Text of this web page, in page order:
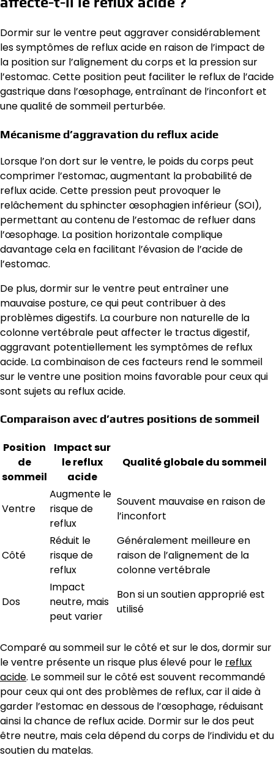
Dormir sur le ventre peut aggraver considérablement
les symptômes de reflux acide en raison de l’impact de
la position sur l’alignement du corps et la pression sur
l’estomac. Cette position peut faciliter le reflux de l’acide
gastrique dans l’œsophage, entraînant de l’inconfort et
une qualité de sommeil perturbée.
Mécanisme d’aggravation du reflux acide
Lorsque l’on dort sur le ventre, le poids du corps peut
comprimer l’estomac, augmentant la probabilité de
reflux acide. Cette pression peut provoquer le
relâchement du sphincter œsophagien inférieur (SOI),
permettant au contenu de l’estomac de refluer dans
l’œsophage. La position horizontale complique
davantage cela en facilitant l’évasion de l’acide de
l’estomac.
De plus, dormir sur le ventre peut entraîner une
mauvaise posture, ce qui peut contribuer à des
problèmes digestifs. La courbure non naturelle de la
colonne vertébrale peut affecter le tractus digestif,
aggravant potentiellement les symptômes de reflux
acide. La combinaison de ces facteurs rend le sommeil
sur le ventre une position moins favorable pour ceux qui
sont sujets au reflux acide.
Comparaison avec d’autres positions de sommeil
Position
de
sommeil
Impact sur
le reflux
acide
Qualité globale du sommeil
Ventre
Augmente le
risque de
reflux
Souvent mauvaise en raison de
l’inconfort
Côté
Réduit le
risque de
reflux
Généralement meilleure en
raison de l’alignement de la
colonne vertébrale
Dos
Impact
neutre, mais
peut varier
Bon si un soutien approprié est
utilisé
Comparé au sommeil sur le côté et sur le dos, dormir sur
le ventre présente un risque plus élevé pour le reflux
acide. Le sommeil sur le côté est souvent recommandé
pour ceux qui ont des problèmes de reflux, car il aide à
garder l’estomac en dessous de l’œsophage, réduisant
ainsi la chance de reflux acide. Dormir sur le dos peut
être neutre, mais cela dépend du corps de l’individu et du
soutien du matelas.